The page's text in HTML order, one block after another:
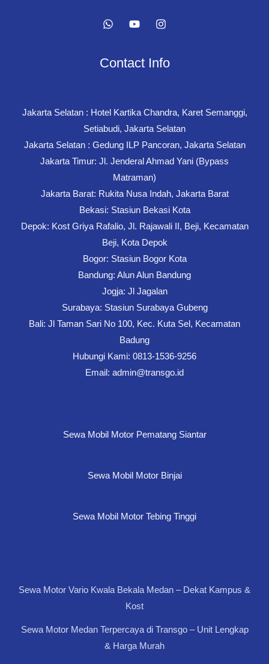
Contact Info
Jakarta Selatan : Hotel Kartika Chandra, Karet Semanggi,
Setiabudi, Jakarta Selatan
Jakarta Selatan : Gedung ILP Pancoran, Jakarta Selatan
Jakarta Timur: Jl. Jenderal Ahmad Yani (Bypass
Matraman)
Jakarta Barat: Rukita Nusa Indah, Jakarta Barat
Bekasi: Stasiun Bekasi Kota
Depok: Kost Griya Rafalio, Jl. Rajawali II, Beji, Kecamatan
Beji, Kota Depok
Bogor: Stasiun Bogor Kota
Bandung: Alun Alun Bandung
Jogja: Jl Jagalan
Surabaya: Stasiun Surabaya Gubeng
Bali: Jl Taman Sari No 100, Kec. Kuta Sel, Kecamatan
Badung
Hubungi Kami: 0813-1536-9256
Email: admin@transgo.id
Sewa Mobil Motor Pematang Siantar
Sewa Mobil Motor Binjai
Sewa Mobil Motor Tebing Tinggi
Sewa Motor Vario Kwala Bekala Medan – Dekat Kampus &
Kost
Sewa Motor Medan Terpercaya di Transgo – Unit Lengkap
& Harga Murah